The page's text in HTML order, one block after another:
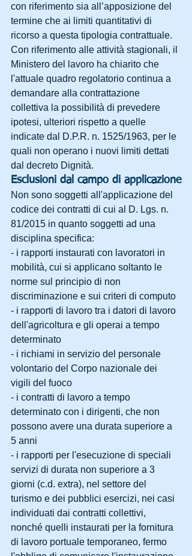
con riferimento sia all’apposizione del
termine che ai limiti quantitativi di
ricorso a questa tipologia contrattuale.
Con riferimento alle attività stagionali, il
Ministero del lavoro ha chiarito che
l'attuale quadro regolatorio continua a
demandare alla contrattazione
collettiva la possibilità di prevedere
ipotesi, ulteriori rispetto a quelle
indicate dal D.P.R. n. 1525/1963, per le
quali non operano i nuovi limiti dettati
dal decreto Dignità.
Esclusioni dal campo di applicazione
Non sono soggetti all'applicazione del
codice dei contratti di cui al D. Lgs. n.
81/2015 in quanto soggetti ad una
disciplina specifica:
- i rapporti instaurati con lavoratori in
mobilità, cui si applicano soltanto le
norme sul principio di non
discriminazione e sui criteri di computo
- i rapporti di lavoro tra i datori di lavoro
dell'agricoltura e gli operai a tempo
determinato
- i richiami in servizio del personale
volontario del Corpo nazionale dei
vigili del fuoco
- i contratti di lavoro a tempo
determinato con i dirigenti, che non
possono avere una durata superiore a
5 anni
- i rapporti per l'esecuzione di speciali
servizi di durata non superiore a 3
giorni (c.d. extra), nel settore del
turismo e dei pubblici esercizi, nei casi
individuati dai contratti collettivi,
nonché quelli instaurati per la fornitura
di lavoro portuale temporaneo, fermo